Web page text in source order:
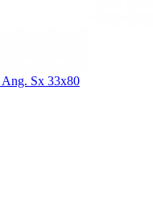
Ang. Sx 33x80